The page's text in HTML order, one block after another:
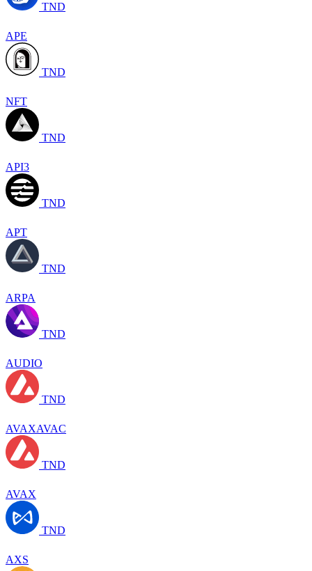
TND
APE
TND
NFT
TND
API3
TND
APT
TND
ARPA
TND
AUDIO
TND
AVAXAVAC
TND
AVAX
TND
AXS